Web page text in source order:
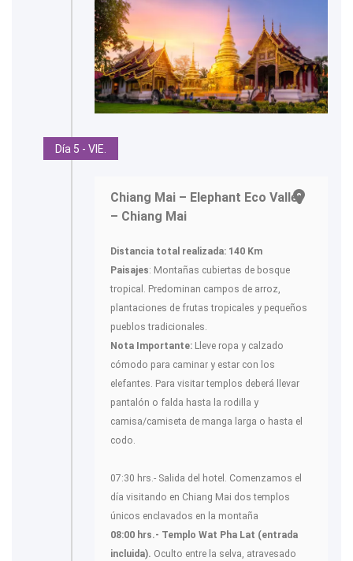
Día 5 - VIE.
Chiang Mai – Elephant Eco Valley
– Chiang Mai
Distancia total realizada: 140 Km
Paisajes: Montañas cubiertas de bosque
tropical. Predominan campos de arroz,
plantaciones de frutas tropicales y pequeños
pueblos tradicionales.
Nota Importante: Lleve ropa y calzado
cómodo para caminar y estar con los
elefantes. Para visitar templos deberá llevar
pantalón o falda hasta la rodilla y
camisa/camiseta de manga larga o hasta el
codo.
07:30 hrs.- Salida del hotel. Comenzamos el
día visitando en Chiang Mai dos templos
únicos enclavados en la montaña
08:00 hrs.- Templo Wat Pha Lat (entrada
incluida). Oculto entre la selva, atravesado